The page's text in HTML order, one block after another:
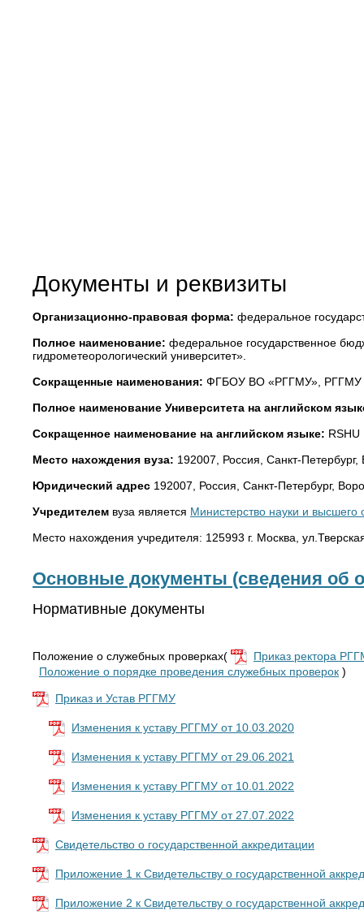
Документы и реквизиты
Организационно-правовая форма: федеральное
Полное наименование: федеральное государственное
гидрометеорологический университет».
Сокращенные наименования: ФГБОУ ВО «РГГМУ», РГГМУ
Полное наименование Университета на английском
Сокращенное наименование на английском языке: RSHU
Место нахождения вуза: 192007, Россия, Санкт-
Юридический адрес 192007, Россия, Санкт-Петербург,
Учредителем вуза является Министерство науки и
Место нахождения учредителя: 125993 г. Москва,
Основные документы (сведения об
Нормативные документы
Положение о служебных проверках(
Приказ ректора
Положение о порядке проведения служебных проверок )
Приказ и Устав РГГМУ
Изменения к уставу РГГМУ от 10.03.2020
Изменения к уставу РГГМУ от 29.06.2021
Изменения к уставу РГГМУ от 10.01.2022
Изменения к уставу РГГМУ от 27.07.2022
Свидетельство о государственной аккредитации
Приложение 1 к Свидетельству о государственной
Приложение 2 к Свидетельству о государственной